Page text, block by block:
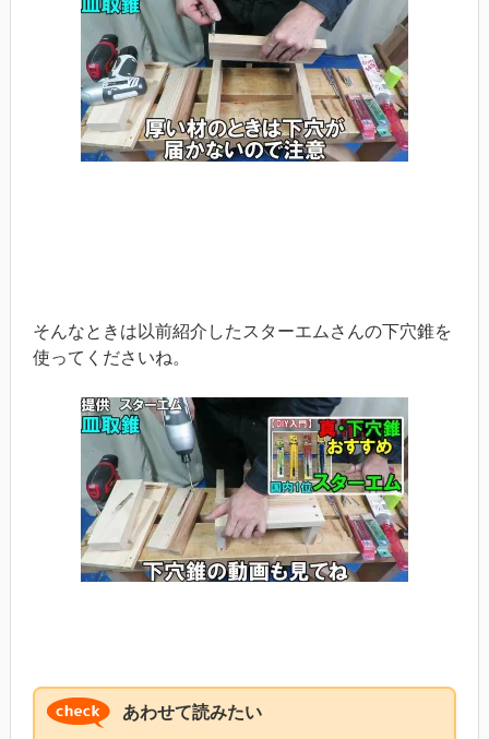
そんなときは以前紹介したスターエムさんの下穴錐を
使ってくださいね。
あわせて読みたい